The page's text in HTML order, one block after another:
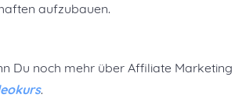
aufzubauen.
Du noch mehr über Affiliate
.